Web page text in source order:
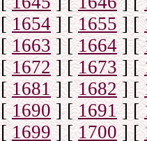
[1654] [1655] [
[1663] [1664] [
[1672] [1673] [
[1681] [1682] [
[1690 ] [1691] [
[1699] [1700] [